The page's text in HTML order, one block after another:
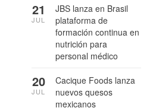
JBS lanza en Brasil
plataforma de
formación continua en
nutrición para
personal médico
21
JUL
Cacique Foods lanza
nuevos quesos
mexicanos
20
JUL